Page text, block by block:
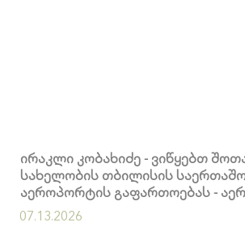
ირაკლი კობახიძე - ვიწყებთ
სახელობის თბილისის
აეროპორტის გაფართოებას -
წლიური გამტარუნარიანობა 10
მგზავრამდე გაიზრდება
07.13.2026